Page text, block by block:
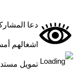
دعا
اشغالهم
تمويل